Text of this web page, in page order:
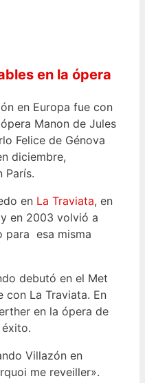
en la ópera
en Europa fue con
Manon de Jules
Felice de Génova
diciembre,
París.
en La Traviata, en
en 2003 volvió a
para esa misma
debutó en el Met
con La Traviata. En
en la ópera de
Villazón en
me reveiller».